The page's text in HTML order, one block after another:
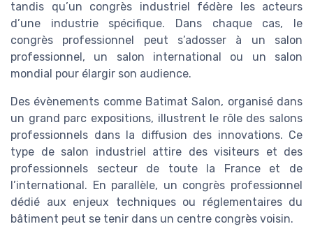
tandis qu’un congrès industriel fédère les acteurs
d’une industrie spécifique. Dans chaque cas, le
congrès professionnel peut s’adosser à un salon
professionnel, un salon international ou un salon
mondial pour élargir son audience.
Des évènements comme Batimat Salon, organisé dans
un grand parc expositions, illustrent le rôle des salons
professionnels dans la diffusion des innovations. Ce
type de salon industriel attire des visiteurs et des
professionnels secteur de toute la France et de
l’international. En parallèle, un congrès professionnel
dédié aux enjeux techniques ou réglementaires du
bâtiment peut se tenir dans un centre congrès voisin.